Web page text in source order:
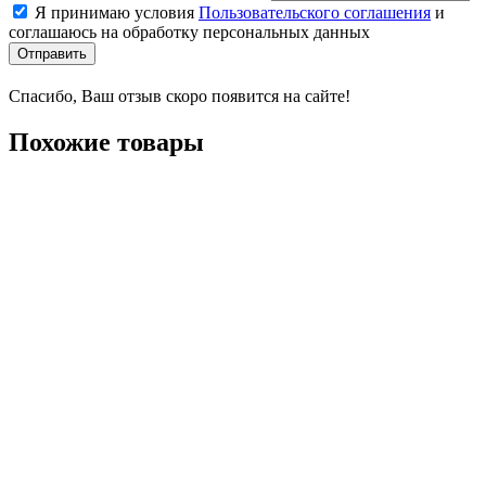
Я принимаю условия Пользовательского соглашения и
соглашаюсь на обработку персональных данных
Отправить
Спасибо, Ваш отзыв скоро появится на сайте!
Похожие товары